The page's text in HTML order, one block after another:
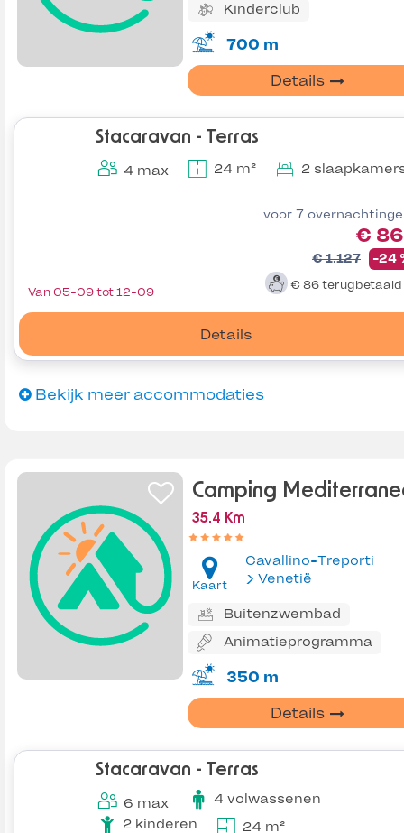
Kinderclub
700 m
Details
Stacaravan - Terras
4 max 24 m² 2
voor 7
€
€ 1.127 -24
€ 86 terugbetaald
Details
Van 05-09 tot 12-09
Bekijk meer accommodaties
Camping
35.4 Km
Kaart
Cavallino-Treporti
Venetië
Buitenzwembad
Animatieprogramma
350 m
Details
Stacaravan - Terras
6 max
4 volwassenen
2 kinderen
24 m²